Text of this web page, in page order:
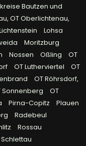
Bautzen und
OT Oberlichtenau,
Lohsa
Moritzburg
Nossen Oßling
OT
OT Lutherviertel
OT
OT Röhrsdorf,
Sonnenberg
OT
Pirna-Copitz
Plauen
Radebeul
Rossau
Schlettau